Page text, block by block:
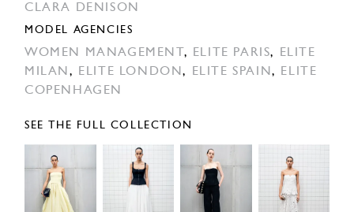
CLARA DENISON
MODEL AGENCIES
WOMEN MANAGEMENT , ELITE PARIS,
ELITE
MILAN , ELITE LONDON, ELITE SPAIN,
ELITE
COPENHAGEN
SEE THE FULL COLLECTION